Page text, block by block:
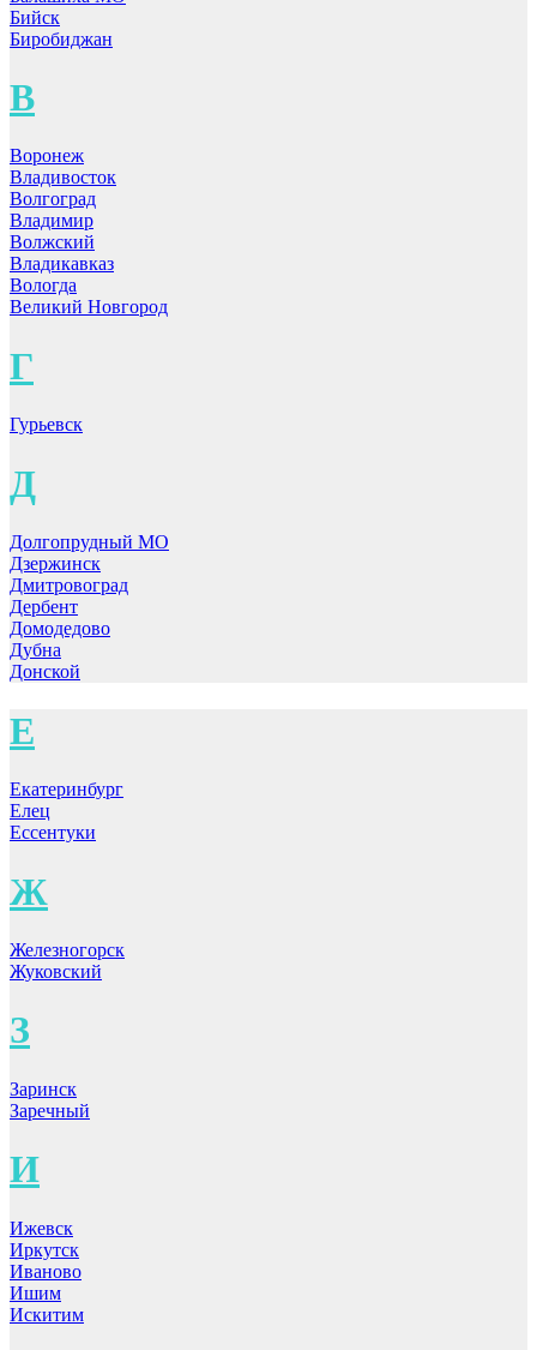
Бийск
Биробиджан
В
Воронеж
Владивосток
Волгоград
Владимир
Волжский
Владикавказ
Вологда
Великий Новгород
Г
Гурьевск
Д
Долгопрудный МО
Дзержинск
Дмитровоград
Дербент
Домодедово
Дубна
Донской
Е
Екатеринбург
Елец
Ессентуки
Ж
Железногорск
Жуковский
З
Заринск
Заречный
И
Ижевск
Иркутск
Иваново
Ишим
Искитим